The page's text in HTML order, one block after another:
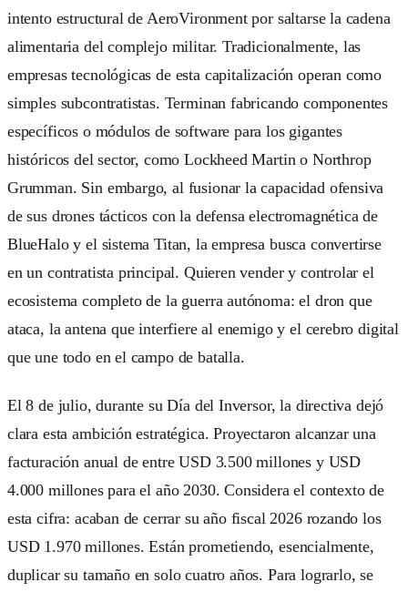
intento estructural de AeroVironment por saltarse la cadena
alimentaria del complejo militar. Tradicionalmente, las
empresas tecnológicas de esta capitalización operan como
simples subcontratistas. Terminan fabricando componentes
específicos o módulos de software para los gigantes
históricos del sector, como Lockheed Martin o Northrop
Grumman. Sin embargo, al fusionar la capacidad ofensiva
de sus drones tácticos con la defensa electromagnética de
BlueHalo y el sistema Titan, la empresa busca convertirse
en un contratista principal. Quieren vender y controlar el
ecosistema completo de la guerra autónoma: el dron que
ataca, la antena que interfiere al enemigo y el cerebro digital
que une todo en el campo de batalla.
El 8 de julio, durante su Día del Inversor, la directiva dejó
clara esta ambición estratégica. Proyectaron alcanzar una
facturación anual de entre USD 3.500 millones y USD
4.000 millones para el año 2030. Considera el contexto de
esta cifra: acaban de cerrar su año fiscal 2026 rozando los
USD 1.970 millones. Están prometiendo, esencialmente,
duplicar su tamaño en solo cuatro años. Para lograrlo, se